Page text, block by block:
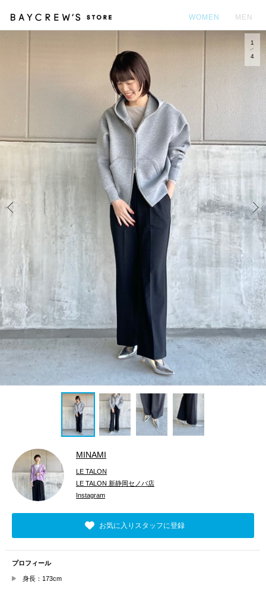
WOMEN MEN
Prev
1
4
MINAMI
LE TALON
LE TALON 新静岡セノバ店
Instagram
お気に入りスタッフに登録
プロフィール
身長：173cm